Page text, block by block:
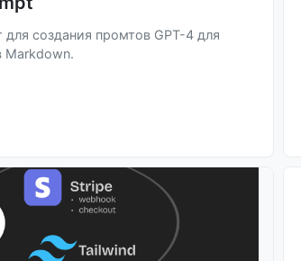
для создания промтов GPT-4 для
Markdown.